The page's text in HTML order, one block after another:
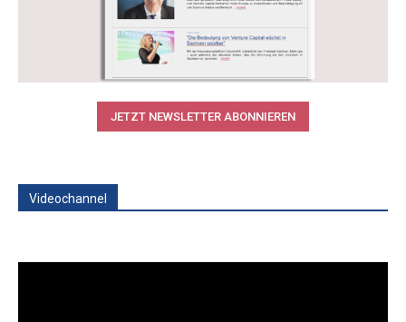
JETZT NEWSLETTER ABONNIEREN
Videochannel